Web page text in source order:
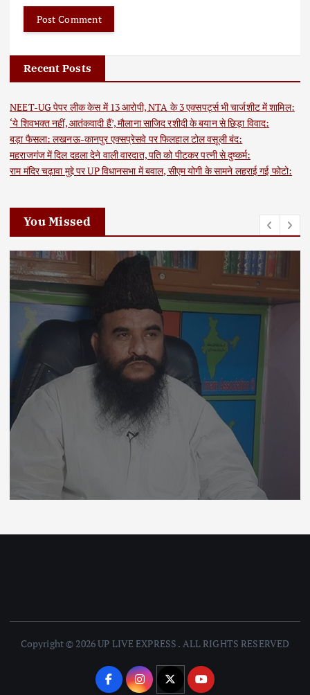
Recent Posts
NEET-UG पेपर लीक केस में 13 आरोपी, NTA के 3 एक्सपर्ट्स भी चार्जशीट में शामिल:
‘ये शिवभक्त नहीं, आतंकवादी हैं’, मौलाना साजिद रशीदी के बयान से छिड़ा विवाद:
बड़ा फैसला: लखनऊ-कानपुर एक्सप्रेसवे पर फिलहाल टोल वसूली बंद:
महराजगंज में दिल दहला देने वाली वारदात, पति को पीटकर पत्नी से दुष्कर्म:
राम मंदिर चढ़ावा मुद्दे पर UP विधानसभा में बवाल, सीएम योगी के सामने लहराई गई फोटो:
You Missed
Copyright © 2026 UP LIVE EXPRESS . ALL RIGHTS RESERVED